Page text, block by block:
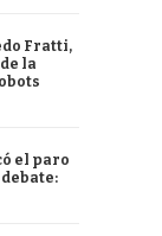
Fratti,
la
el paro